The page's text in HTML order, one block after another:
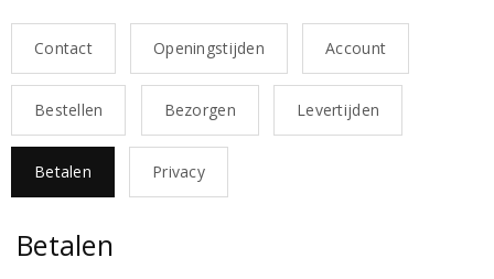
Contact Openingstijden Account
Bestellen Bezorgen Levertijden
Betalen Privacy
Betalen